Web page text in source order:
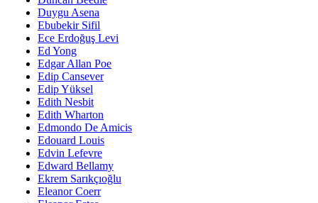
Duygu Asena
Ebubekir Sifil
Ece Erdoğuş Levi
Ed Yong
Edgar Allan Poe
Edip Cansever
Edip Yüksel
Edith Nesbit
Edith Wharton
Edmondo De Amicis
Edouard Louis
Edvin Lefevre
Edward Bellamy
Ekrem Sarıkçıoğlu
Eleanor Coerr